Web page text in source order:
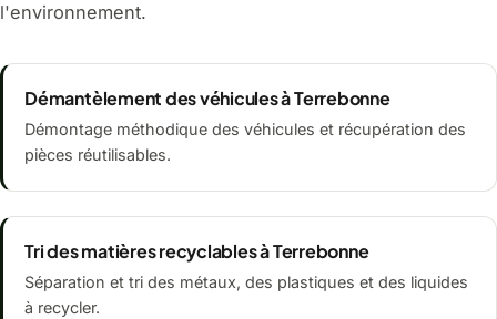
l'environnement.
Démantèlement des véhicules à Terrebonne
Démontage méthodique des véhicules et récupération des
pièces réutilisables.
Tri des matières recyclables à Terrebonne
Séparation et tri des métaux, des plastiques et des liquides
à recycler.